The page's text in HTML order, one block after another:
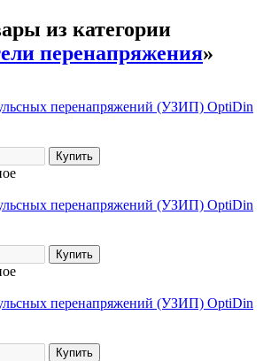
из категории
перенапряжения»
перенапряжений (УЗИП) OptiDin
перенапряжений (УЗИП) OptiDin
перенапряжений (УЗИП) OptiDin